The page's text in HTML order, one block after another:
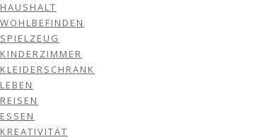
HAUSHALT
WOHLBEFINDEN
SPIELZEUG
KINDERZIMMER
KLEIDERSCHRANK
LEBEN
REISEN
ESSEN
KREATIVITÄT